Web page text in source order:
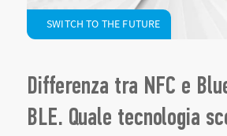
SWITCH TO THE FUTURE
Differenza tra NFC e
BLE. Quale tecnologia